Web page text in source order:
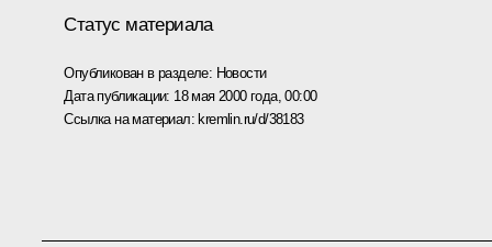
Статус материала
Опубликован в разделе: Новости
Дата публикации: 18 мая 2000 года, 00:00
Ссылка на материал:kremlin.ru/d/38183